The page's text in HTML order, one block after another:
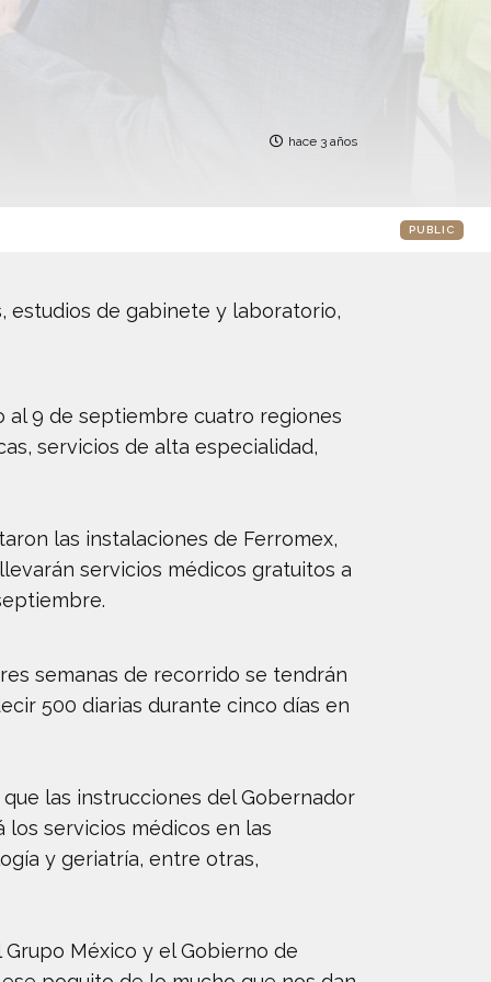
hace 3 años
PUBLIC
estudios de gabinete y laboratorio,
al 9 de septiembre cuatro regiones
servicios de alta especialidad,
las instalaciones de Ferromex,
servicios médicos gratuitos a
semanas de recorrido se tendrán
500 diarias durante cinco días en
las instrucciones del Gobernador
los servicios médicos en las
y geriatría, entre otras,
México y el Gobierno de